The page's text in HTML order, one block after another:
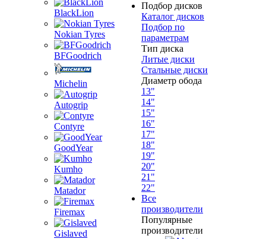
BlackLion
Nokian Tyres
BFGoodrich
Michelin
Autogrip
Contyre
GoodYear
Kumho
Matador
Firemax
Gislaved
Подбор дисков
Каталог дисков
Подбор по
параметрам
Тип диска
Литые диски
Стальные диски
Диаметр обода
13"
14"
15"
16"
17"
18"
19"
20"
21"
22"
Все
производители
Популярные
производители